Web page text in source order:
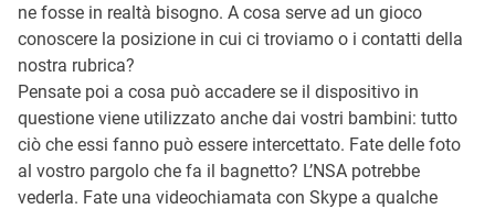
ne fosse in realtà bisogno. A cosa serve ad un gioco
conoscere la posizione in cui ci troviamo o i contatti della
nostra rubrica?
Pensate poi a cosa può accadere se il dispositivo in
questione viene utilizzato anche dai vostri bambini: tutto
ciò che essi fanno può essere intercettato. Fate delle foto
al vostro pargolo che fa il bagnetto? L’NSA potrebbe
vederla. Fate una videochiamata con Skype a qualche